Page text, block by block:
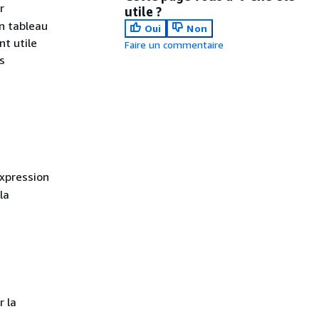
tableau
utile
la
utile ?
Oui
Non
Faire un commentaire